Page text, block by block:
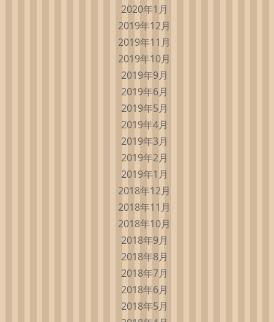
2020年1月
2019年12月
2019年11月
2019年10月
2019年9月
2019年6月
2019年5月
2019年4月
2019年3月
2019年2月
2019年1月
2018年12月
2018年11月
2018年10月
2018年9月
2018年8月
2018年7月
2018年6月
2018年5月